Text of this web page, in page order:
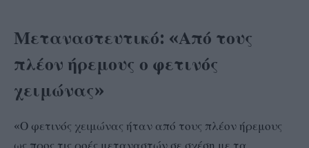
Μεταναστευτικό: «Από τους
πλέον ήρεμους ο φετινός
χειμώνας»
«Ο φετινός χειμώνας ήταν από τους πλέον ήρεμους